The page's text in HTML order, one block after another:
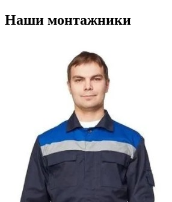
Наши монтажники